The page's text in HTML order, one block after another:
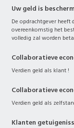
Uw geld is
De opdrachtgever heeft
overeenkomstig het
volledig zal worden
Collaboratieve
Verdien geld als klant !
Collaboratieve
Verdien geld als
Klanten